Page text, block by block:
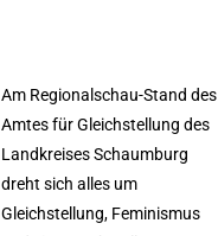
Am Regionalschau-Stand des
Amtes für Gleichstellung des
Landkreises Schaumburg
dreht sich alles um
Gleichstellung, Feminismus